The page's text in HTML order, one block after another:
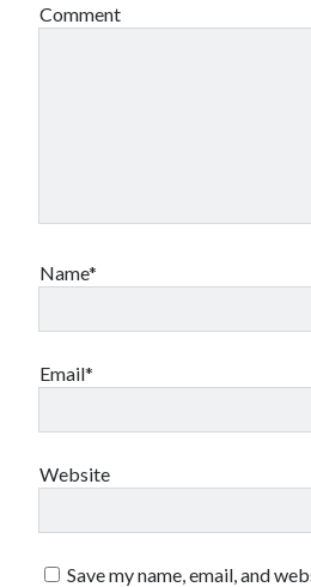
Comment
Name*
Email*
Website
Save my name, email, and